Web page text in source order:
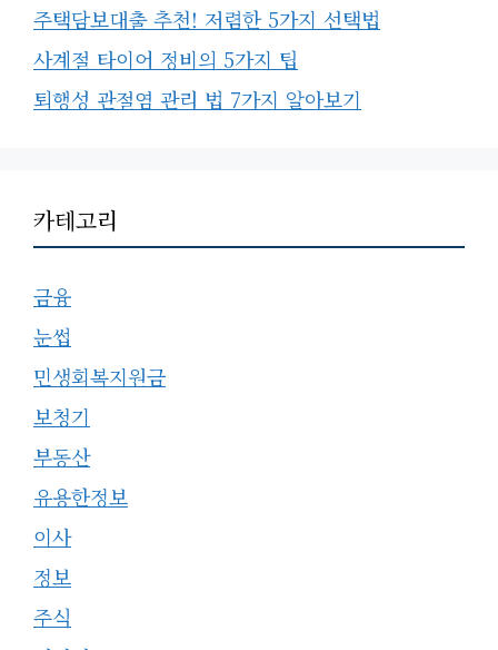
주택담보대출 추천! 저렴한 5가지 선택법
사계절 타이어 정비의 5가지 팁
퇴행성 관절염 관리 법 7가지 알아보기
카테고리
금융
눈썹
민생회복지원금
보청기
부동산
유용한정보
이사
정보
주식